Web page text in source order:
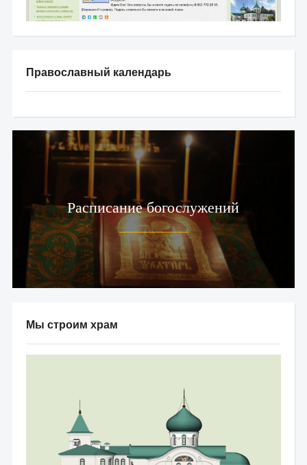
Православный календарь
Расписание богослужений
Мы строим храм